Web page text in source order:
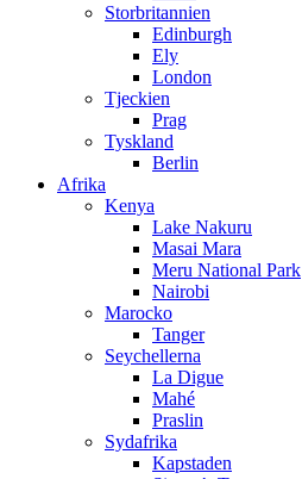
Storbritannien
Edinburgh
Ely
London
Tjeckien
Prag
Tyskland
Berlin
Afrika
Kenya
Lake Nakuru
Masai Mara
Meru National Park
Nairobi
Marocko
Tanger
Seychellerna
La Digue
Mahé
Praslin
Sydafrika
Kapstaden